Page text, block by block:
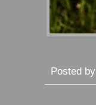
Posted by